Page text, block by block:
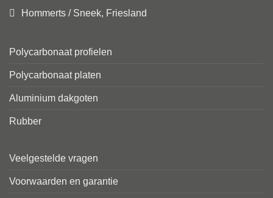
Hommerts / Sneek, Friesland
Polycarbonaat profielen
Polycarbonaat platen
Aluminium dakgoten
Rubber
Veelgestelde vragen
Voorwaarden en garantie